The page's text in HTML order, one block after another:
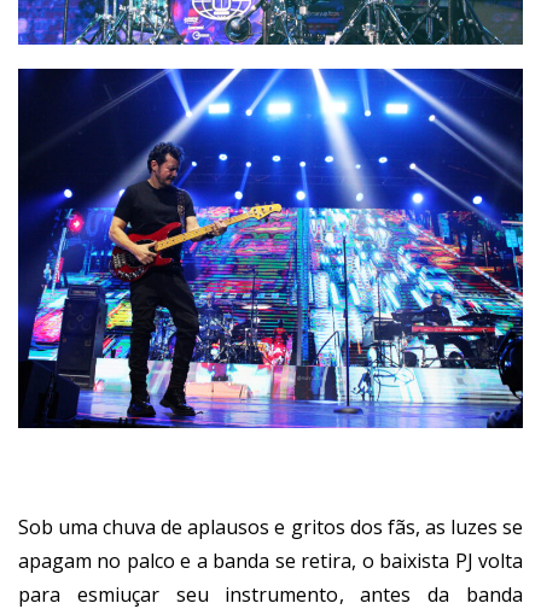
Sob uma chuva de aplausos e gritos dos fãs, as luzes se
apagam no palco e a banda se retira, o baixista PJ volta
para esmiuçar seu instrumento, antes da banda